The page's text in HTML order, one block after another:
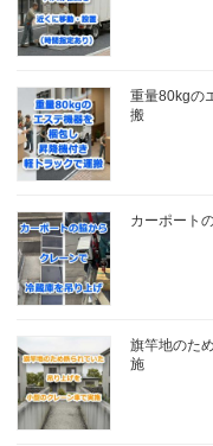
重量80kgの
搬
カーポート
旗竿地のた
施